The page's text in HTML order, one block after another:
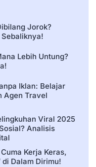
Jorok?
Lebih Untung?
Iklan: Belajar
Agen Travel
Viral 2025
Analisis
Kerja Keras,
di Dalam Dirimu!